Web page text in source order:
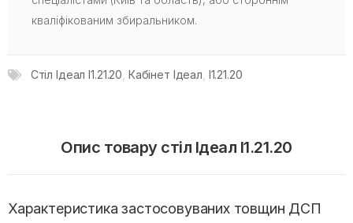
кваліфікованим збиральником.
Стіл Ідеал I1.21.20 Кабінет Ідеал I1.21.20
Опис товару стіл Ідеал I1.21.20
Характеристика застосовуваних товщин ДСП